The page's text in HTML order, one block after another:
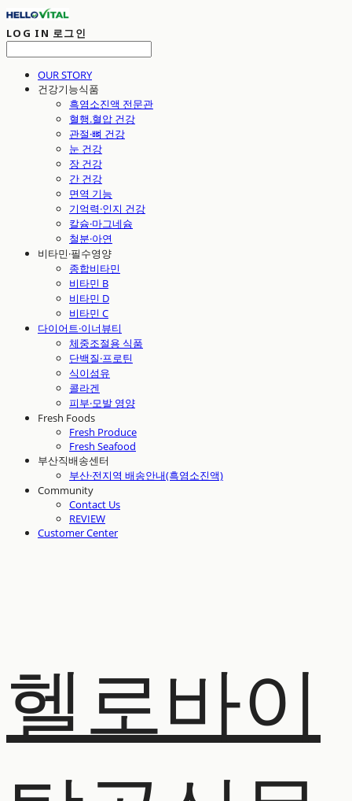
LOG IN 로그인
OUR STORY
건강기능식품
흑염소진액 전문관
혈행.혈압 건강
관절·뼈 건강
눈 건강
장 건강
간 건강
면역 기능
기억력·인지 건강
칼슘·마그네슘
철분·아연
비타민·필수영양
종합비타민
비타민 B
비타민 D
비타민 C
다이어트·이너뷰티
체중조절용 식품
단백질·프로틴
식이섬유
콜라겐
피부·모발 영양
Fresh Foods
Fresh Produce
Fresh Seafood
부산직배송센터
부산·전지역 배송안내(흑염소진액)
Community
Contact Us
REVIEW
Customer Center
헬로바이